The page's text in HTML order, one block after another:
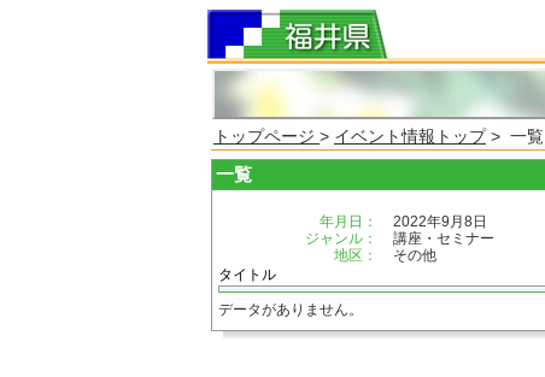
トップページ > イベント情報トップ> 一覧
一覧
年月日：
2022年9月8日
ジャンル：
講座・セミナー
地区：
その他
タイトル
データがありません。